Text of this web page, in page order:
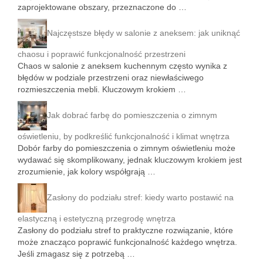
zaprojektowane obszary, przeznaczone do …
Najczęstsze błędy w salonie z aneksem: jak uniknąć
chaosu i poprawić funkcjonalność przestrzeni
Chaos w salonie z aneksem kuchennym często wynika z
błędów w podziale przestrzeni oraz niewłaściwego
rozmieszczenia mebli. Kluczowym krokiem …
Jak dobrać farbę do pomieszczenia o zimnym
oświetleniu, by podkreślić funkcjonalność i klimat wnętrza
Dobór farby do pomieszczenia o zimnym oświetleniu może
wydawać się skomplikowany, jednak kluczowym krokiem jest
zrozumienie, jak kolory współgrają …
Zasłony do podziału stref: kiedy warto postawić na
elastyczną i estetyczną przegrodę wnętrza
Zasłony do podziału stref to praktyczne rozwiązanie, które
może znacząco poprawić funkcjonalność każdego wnętrza.
Jeśli zmagasz się z potrzebą …